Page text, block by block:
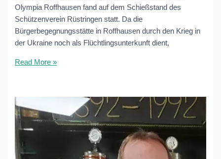
Olympia Roffhausen fand auf dem Schießstand des
Schützenverein Rüstringen statt. Da die
Bürgerbegegnungsstätte in Roffhausen durch den Krieg in
der Ukraine noch als Flüchtlingsunterkunft dient,
Marvin
neuer
Schützenkönig
2023/2024
Read More »